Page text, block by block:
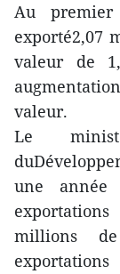
Au
exporté2,07
valeur de
valeur.
Le
une année
millions